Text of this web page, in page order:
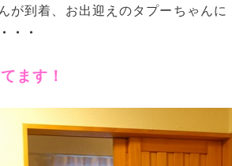
が到着、お出迎えのタプーちゃんに
・・
ます！